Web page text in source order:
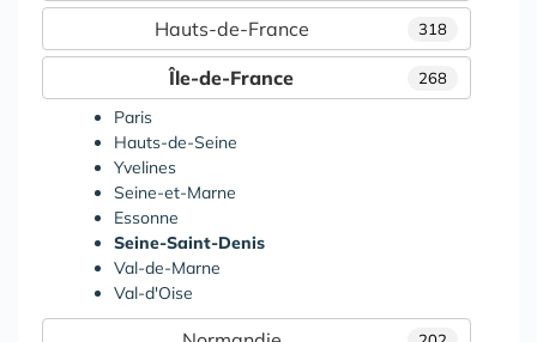
318
Hauts-de-France
268
Île-de-France
Paris
Hauts-de-Seine
Yvelines
Seine-et-Marne
Essonne
Seine-Saint-Denis
Val-de-Marne
Val-d'Oise